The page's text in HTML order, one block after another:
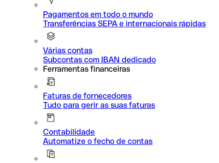
Pagamentos em todo o mundo
Transferências SEPA e internacionais rápidas
Várias contas
Subcontas com IBAN dedicado
Ferramentas financeiras
Faturas de fornecedores
Tudo para gerir as suas faturas
Contabilidade
Automatize o fecho de contas